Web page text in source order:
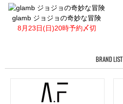
glamb ジョジョの奇妙な冒険
8月23日(日)20時予約〆切
BRAND LIST